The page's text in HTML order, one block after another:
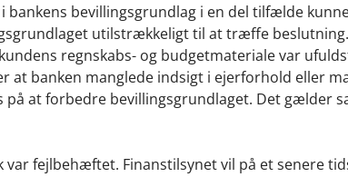
bevillingsgrundlag i en del tilfælde
utilstrækkeligt til at træffe beslutning.
regnskabs- og budgetmateriale var
at banken manglede indsigt i ejerforhold eller
på at forbedre bevillingsgrundlaget. Det gælder
var fejlbehæftet. Finanstilsynet vil på et senere